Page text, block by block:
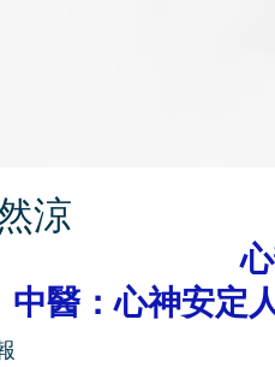
涼
中醫：心神安定